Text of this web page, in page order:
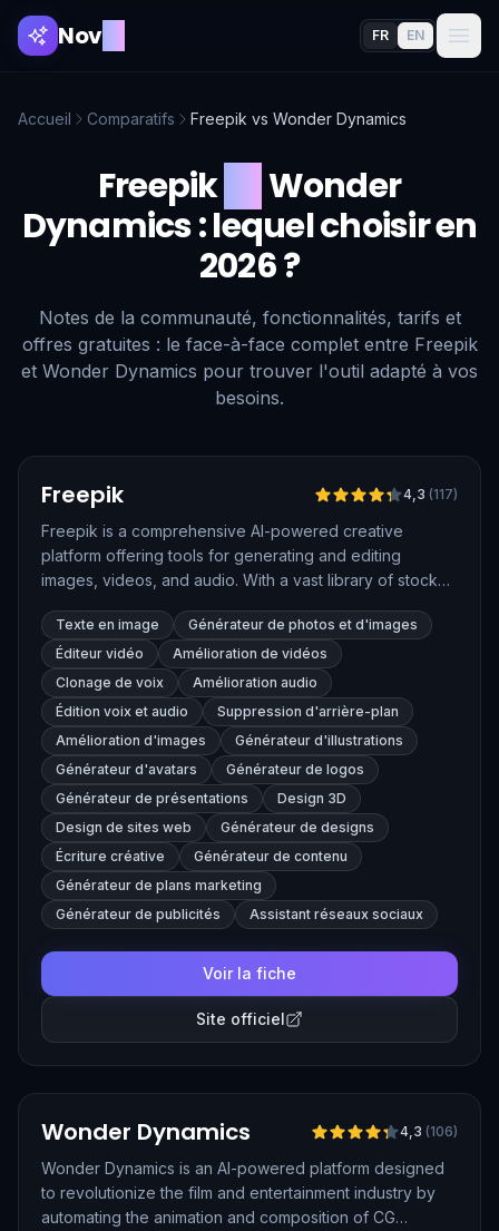
NovAI FR EN
Accueil Comparatifs Freepik vs Wonder Dynamics
Freepik
Wonder
Dynamics: lequel choisir en
2026 ?
Notes de la communauté, fonctionnalités, tarifs et
offres gratuites : le face-à-face complet entre Freepik
et Wonder Dynamics pour trouver l'outil adapté à vos
besoins.
Freepik 4,3 (117)
Freepik is a comprehensive AI-powered creative
platform offering tools for generating and editing
images, videos, and audio. With a vast library of stock
Freepik enables users to create high-quality visual
content efficiently.
Texte en image
Générateur de photos et d'images
Éditeur vidéo
Amélioration de vidéos
Clonage de voix
Amélioration audio
Édition voix et audio
Suppression d'arrière-plan
Amélioration d'images
Générateur d'illustrations
Générateur d'avatars
Générateur de logos
Générateur de présentations
Design 3D
Design de sites web
Générateur de designs
Écriture créative
Générateur de contenu
Générateur de plans marketing
Générateur de publicités
Assistant réseaux sociaux
Voir la fiche
Site officiel
Wonder Dynamics 4,3 (106)
Wonder Dynamics is an AI-powered platform designed
to revolutionize the film and entertainment industry by
automating the animation and composition of CG